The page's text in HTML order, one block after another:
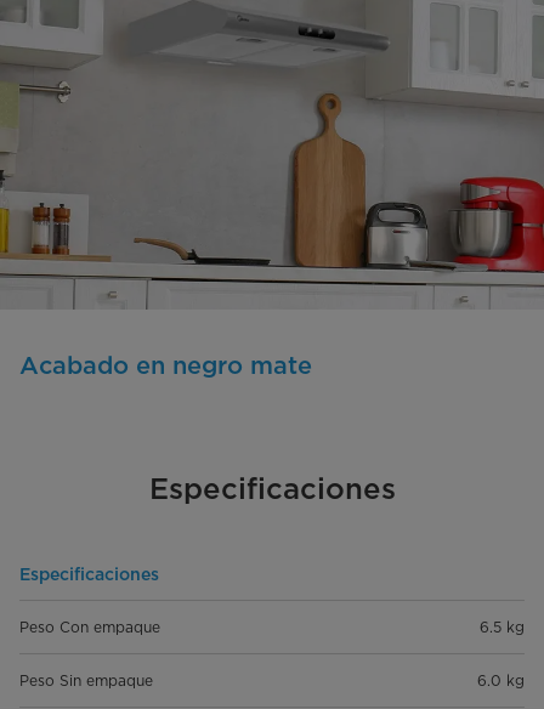
Acabado en negro mate
Especificaciones
Especificaciones
Peso Con empaque 6.5 kg
Peso Sin empaque 6.0 kg